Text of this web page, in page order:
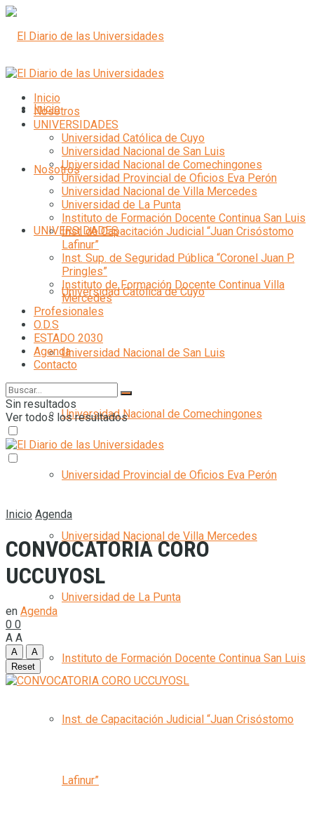
Inicio
Nosotros
UNIVERSIDADES
Universidad Católica de Cuyo
Universidad Nacional de San Luis
Universidad Nacional de Comechingones
Universidad Provincial de Oficios Eva Perón
Universidad Nacional de Villa Mercedes
Universidad de La Punta
Instituto de Formación Docente Continua San Luis
Inst. de Capacitación Judicial “Juan Crisóstomo
Lafinur”
Inicio
Nosotros
UNIVERSIDADES
Universidad Católica de Cuyo
Universidad Nacional de San Luis
Universidad Nacional de Comechingones
Universidad Provincial de Oficios Eva Perón
Universidad Nacional de Villa Mercedes
Universidad de La Punta
Instituto de Formación Docente Continua San Luis
Inst. de Capacitación Judicial “Juan Crisóstomo
Lafinur”
Inst. Sup. de Seguridad Pública “Coronel Juan P.
Pringles”
Instituto de Formación Docente Continua Villa
Mercedes
Profesionales
O.D.S
ESTADO 2030
Agenda
Contacto
Sin resultados
Ver todos los resultados
Inicio Agenda
CONVOCATORIA CORO
UCCUYOSL
en Agenda
0 0
A A
A
A
Reset